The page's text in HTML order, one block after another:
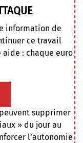
information de
ce travail
aide : chaque euro
supprimer
» du jour au
l’autonomie